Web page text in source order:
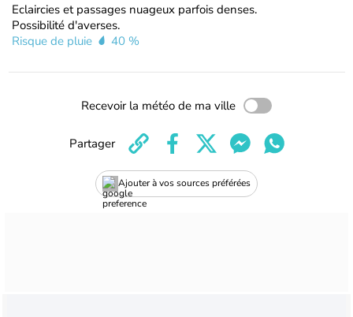
Eclaircies et passages nuageux parfois denses.
Possibilité d'averses.
Risque de pluie
40 %
Recevoir la météo de ma ville
Ajouter à vos sources préférées
Partager